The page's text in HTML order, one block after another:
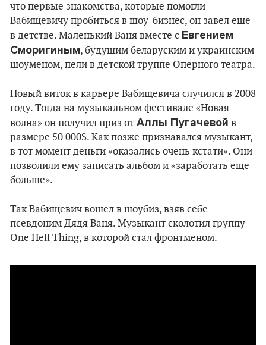
что первые знакомства, которые помогли
Вабищевичу пробиться в шоу-бизнес, он завел еще
в детстве. Маленький Ваня вместе с Евгением
Сморигиным, будущим беларуским и украинским
шоуменом, пели в детской труппе Оперного театра.
Новый виток в карьере Вабищевича случился в 2008
году. Тогда на музыкальном фестивале «Новая
волна» он получил приз от Аллы Пугачевой в
размере 50 000$. Как позже признавался музыкант,
в тот момент деньги «оказались очень кстати». Они
позволили ему записать альбом и «заработать еще
больше».
Так Вабищевич вошел в шоубиз, взяв себе
псевдоним Дядя Ваня. Музыкант сколотил группу
One Hell Thing, в которой стал фронтменом.